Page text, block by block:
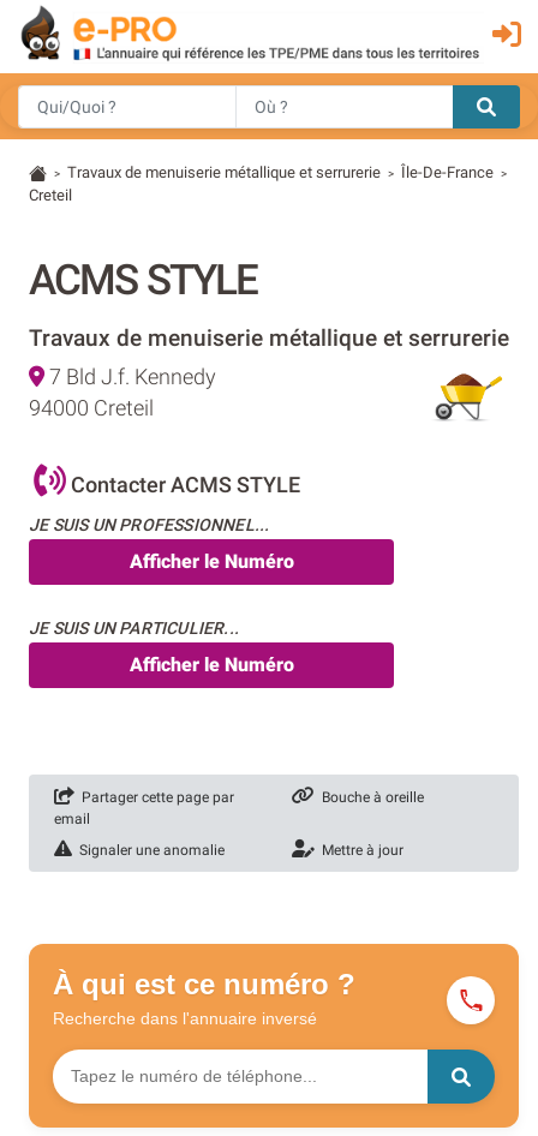
> Travaux de menuiserie métallique et serrurerie > Île-De-France >
Creteil
ACMS STYLE
Travaux de menuiserie métallique et serrurerie
7 Bld J.f. Kennedy
94000 Creteil
Contacter ACMS STYLE
JE SUIS UN PROFESSIONNEL...
Afficher le Numéro
JE SUIS UN PARTICULIER...
Afficher le Numéro
Partager cette page par
email
Bouche à oreille
Signaler une anomalie Mettre à jour
À qui est ce numéro ?
Recherche dans l'annuaire inversé